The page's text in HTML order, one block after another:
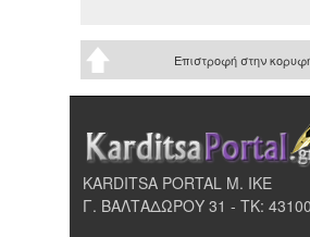
Επιστροφή στην
KARDITSA PORTAL Μ. ΙΚΕ
Γ. ΒΑΛΤΑΔΩΡΟΥ 31 - ΤΚ: